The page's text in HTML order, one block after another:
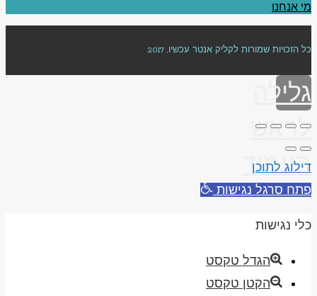
מי אנחנו
כל הזכויות שמורות לקליק אנטר עכשיו, 2017
גלילה
לראש
העמוד
דילוג לתוכן
פתח סרגל נגישות
כלי נגישות
הגדל טקסט
הקטן טקסט